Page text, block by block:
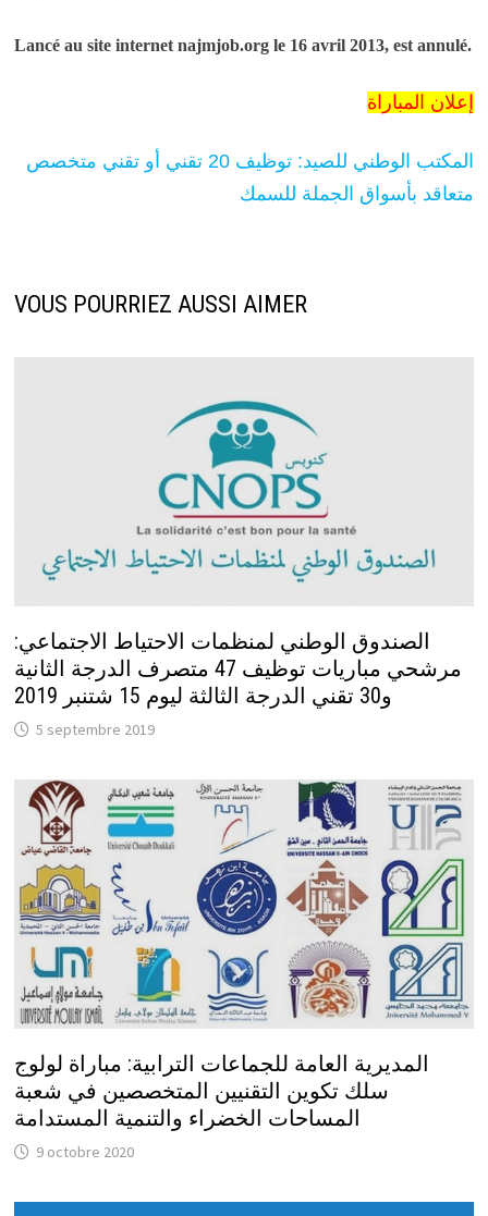
Lancé au site internet najmjob.org le 16 avril 2013, est annulé.
إعلان المباراة
المكتب الوطني للصيد: توظيف 20 تقني أو تقني متخصص
متعاقد بأسواق الجملة للسمك
VOUS POURRIEZ AUSSI AIMER
الصندوق الوطني لمنظمات الاحتياط الاجتماعي:
مرشحي مباريات توظيف 47 متصرف الدرجة الثانية
و30 تقني الدرجة الثالثة ليوم 15 شتنبر 2019
5 septembre 2019
المديرية العامة للجماعات الترابية: مباراة لولوج
سلك تكوين التقنيين المتخصصين في شعبة
المساحات الخضراء والتنمية المستدامة
9 octobre 2020